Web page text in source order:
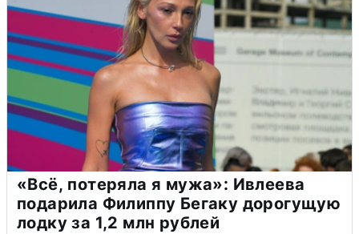
«Всё, потеряла я мужа»: Ивлеева
подарила Филиппу Бегаку дорогущую
лодку за 1,2 млн рублей